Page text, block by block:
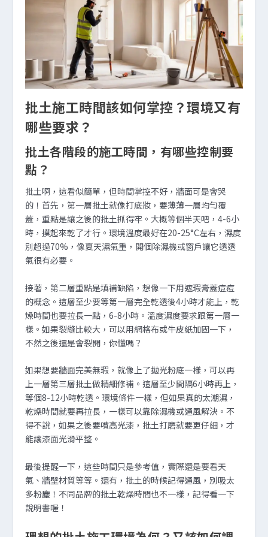
批土施工時間該如何掌控？環境又有
哪些要求？
批土各階段的施工時間，有哪些控制要
點？
批土啊，這看似簡單，但時間掌控不好，牆面可是會哭
的！首先，第一層批土就像打底妝，要薄薄一層均勻覆
蓋，重點是讓之後的批土抓得牢。大概等個半天吧，4-6小
時，摸起來乾了才行。環境溫度最好在20-25°C左右，濕度
別超過70%，像夏天濕氣重，開個除濕機或窗戶讓它透透
氣很有必要。
接著，第二層重點是填補缺陷，想像一下用遮瑕膏蓋痘痘
的概念。這層至少要等第一層完全乾透後4小時才能上，乾
燥時間也要拉長一點，6-8小時。溫度濕度要求跟第一層一
樣。如果裂縫比較大，可以用網格布或牛皮紙加固一下，
不然之後還是會裂開，你懂嗎？
如果想要牆面完美無瑕，就像上了拋光粉底一樣，可以再
上一層第三層批土做精細修補。這層至少間隔6小時再上，
等個8-12小時乾透。環境條件一樣，但如果真的太潮濕，
乾燥時間就要再拉長，一樣可以靠除濕機或通風解決。不
得不說，如果之後要噴高光漆，批土打磨就要更仔細，才
能讓漆面光滑平整。
最後提醒一下，這些時間只是參考值，實際還是要看天
氣、牆壁材質等等。還有，批土的時候記得通風，別吸太
多粉塵！不同品牌的批土乾燥時間也不一樣，記得看一下
說明書喔！